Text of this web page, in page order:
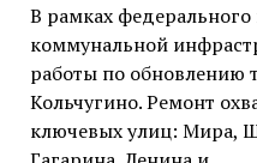
В рамках
коммунальной
работы по обновлению
Кольчугино. Ремонт
ключевых улиц: Мира,